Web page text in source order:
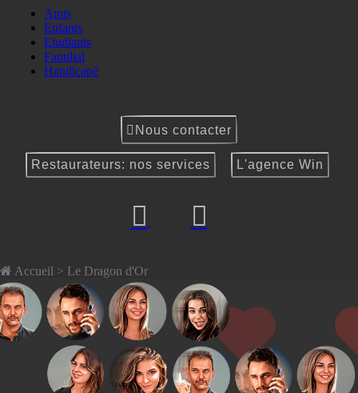
Amis
Enfants
Etudiants
Familial
Handicapé
Nous contacter
Restaurateurs: nos services L'agence Win
Accueil > Le Dragon d'Or